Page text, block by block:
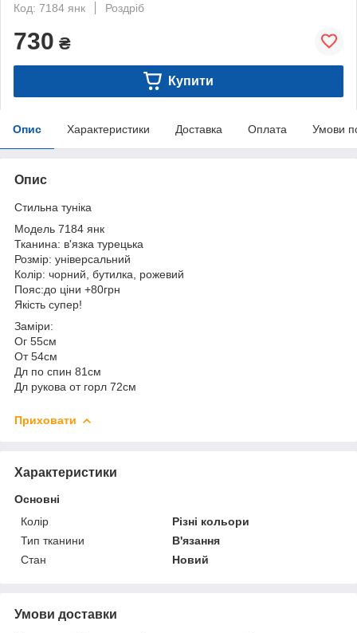
Код: 7184 янк
Роздріб
730 ₴
Купити
Опис Характеристики Доставка Оплата Умови
Опис
Стильна тунiка
Модель 7184 янк
Тканина: в'язка турецька
Розмiр: унiверсальний
Колiр: чорний, бутилка, рожевий
Пояс:до ціни +80грн
Якiсть супер!
Замiри:
Ог 55см
От 54см
Дл по спин 81см
Дл рукова от горл 72см
Приховати
Характеристики
Основні
Колір
Різні кольори
Тип тканини
В'язання
Стан
Новий
Умови доставки